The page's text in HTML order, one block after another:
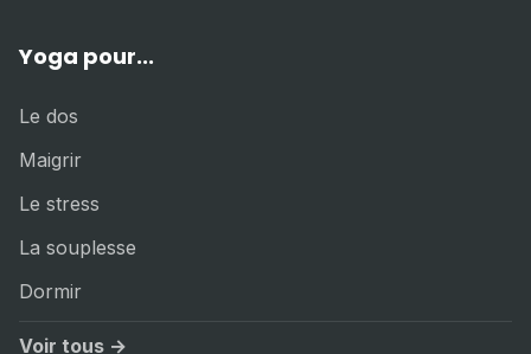
Yoga pour...
Le dos
Maigrir
Le stress
La souplesse
Dormir
Voir tous →